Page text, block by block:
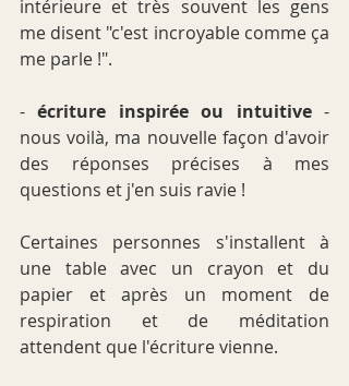
intérieure et très souvent les gens
me disent "c'est incroyable comme ça
me parle !".
- écriture inspirée ou intuitive -
nous voilà, ma nouvelle façon d'avoir
des réponses précises à mes
questions et j'en suis ravie !
Certaines personnes s'installent à
une table avec un crayon et du
papier et après un moment de
respiration et de méditation
attendent que l'écriture vienne.